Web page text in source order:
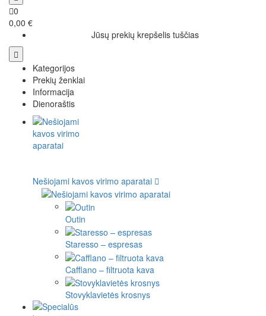
0
0,00 €
Jūsų prekių krepšelis tuščias
Kategorijos
Prekių ženklai
Informacija
Dienoraštis
Nešiojami kavos virimo aparatai
Outin
Staresso – espresas
Cafflano – filtruota kava
Stovyklavietės krosnys